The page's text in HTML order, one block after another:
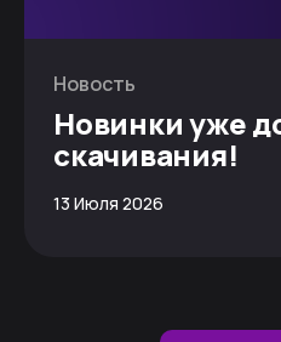
Новость
Новинки уже
скачивания!
13 Июля 2026